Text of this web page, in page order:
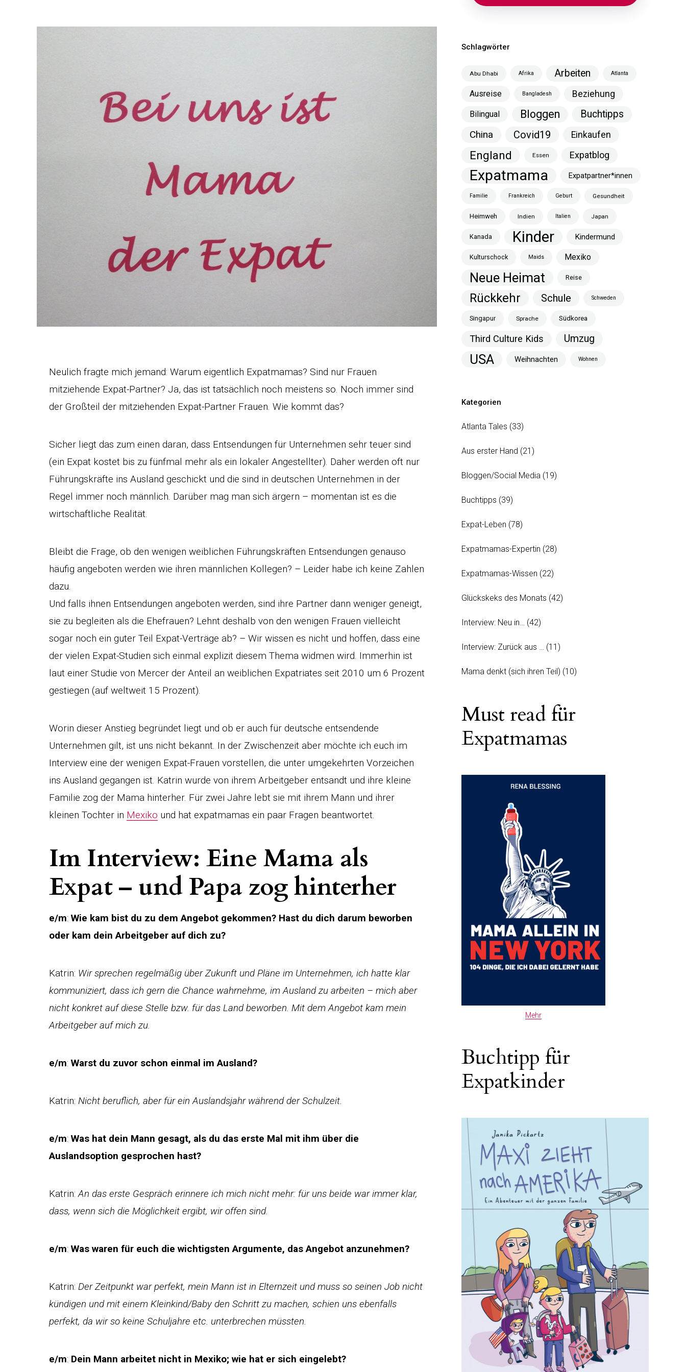
Neulich fragte mich jemand: Warum eigentlich Expatmamas? Sind nur Frauen
mitziehende Expat-Partner? Ja, das ist tatsächlich noch meistens so. Noch immer sind
der Großteil der mitziehenden Expat-Partner Frauen. Wie kommt das?
Sicher liegt das zum einen daran, dass Entsendungen für Unternehmen sehr teuer sind
(ein Expat kostet bis zu fünfmal mehr als ein lokaler Angestellter). Daher werden oft nur
Führungskräfte ins Ausland geschickt und die sind in deutschen Unternehmen in der
Regel immer noch männlich. Darüber mag man sich ärgern – momentan ist es die
wirtschaftliche Realität.
Bleibt die Frage, ob den wenigen weiblichen Führungskräften Entsendungen genauso
häufig angeboten werden wie ihren männlichen Kollegen? – Leider habe ich keine Zahlen
dazu.
Und falls ihnen Entsendungen angeboten werden, sind ihre Partner dann weniger geneigt,
sie zu begleiten als die Ehefrauen? Lehnt deshalb von den wenigen Frauen vielleicht
sogar noch ein guter Teil Expat-Verträge ab? – Wir wissen es nicht und hoffen, dass eine
der vielen Expat-Studien sich einmal explizit diesem Thema widmen wird. Immerhin ist
laut einer Studie von Mercer der Anteil an weiblichen Expatriates seit 2010 um 6 Prozent
gestiegen (auf weltweit 15 Prozent).
Worin dieser Anstieg begründet liegt und ob er auch für deutsche entsendende
Unternehmen gilt, ist uns nicht bekannt. In der Zwischenzeit aber möchte ich euch im
Interview eine der wenigen Expat-Frauen vorstellen, die unter umgekehrten Vorzeichen
ins Ausland gegangen ist. Katrin wurde von ihrem Arbeitgeber entsandt und ihre kleine
Familie zog der Mama hinterher. Für zwei Jahre lebt sie mit ihrem Mann und ihrer
kleinen Tochter in Mexiko und hat expatmamas ein paar Fragen beantwortet.
Im Interview: Eine Mama als
Expat – und Papa zog hinterher
e/m: Wie kam bist du zu dem Angebot gekommen? Hast du dich darum beworben
oder kam dein Arbeitgeber auf dich zu?
Katrin: Wir sprechen regelmäßig über Zukunft und Pläne im Unternehmen, ich hatte klar
kommuniziert, dass ich gern die Chance wahrnehme, im Ausland zu arbeiten – mich aber
nicht konkret auf diese Stelle bzw. für das Land beworben. Mit dem Angebot kam mein
Arbeitgeber auf mich zu.
e/m: Warst du zuvor schon einmal im Ausland?
Katrin: Nicht beruflich, aber für ein Auslandsjahr während der Schulzeit.
e/m: Was hat dein Mann gesagt, als du das erste Mal mit ihm über die
Auslandsoption gesprochen hast?
Katrin: An das erste Gespräch erinnere ich mich nicht mehr: für uns beide war immer klar,
dass, wenn sich die Möglichkeit ergibt, wir offen sind.
e/m: Was waren für euch die wichtigsten Argumente, das Angebot anzunehmen?
Katrin: Der Zeitpunkt war perfekt, mein Mann ist in Elternzeit und muss so seinen Job nicht
kündigen und mit einem Kleinkind/Baby den Schritt zu machen, schien uns ebenfalls
perfekt, da wir so keine Schuljahre etc. unterbrechen müssten.
e/m: Dein Mann arbeitet nicht in Mexiko; wie hat er sich eingelebt?
Schlagwörter
Abu Dhabi Afrika Arbeiten Atlanta
Ausreise Bangladesh Beziehung
Bilingual Bloggen
Buchtipps
China
Covid19 Einkaufen
England Essen Expatblog
Expatmama Expatpartner*innen
Familie Frankreich Geburt Gesundheit
Heimweh Indien Italien Japan
Kanada Kinder Kindermund
Kulturschock Maids Mexiko
Neue Heimat Reise
Rückkehr Schule Schweden
Singapur Sprache Südkorea
Third Culture Kids Umzug
USA Weihnachten Wohnen
Kategorien
Atlanta Tales (33)
Aus erster Hand (21)
Bloggen/Social Media (19)
Buchtipps (39)
Expat-Leben (78)
Expatmamas-Expertin (28)
Expatmamas-Wissen (22)
Glückskeks des Monats (42)
Interview: Neu in… (42)
Interview: Zurück aus … (11)
Mama denkt (sich ihren Teil) (10)
Must read für
Expatmamas
Mehr
Buchtipp für
Expatkinder